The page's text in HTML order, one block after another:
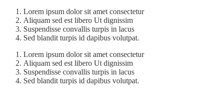
Lorem ipsum dolor sit amet consectetur
Aliquam sed est libero Ut dignissim
Suspendisse convallis turpis in lacus
Sed blandit turpis id dapibus volutpat.
Lorem ipsum dolor sit amet consectetur
Aliquam sed est libero Ut dignissim
Suspendisse convallis turpis in lacus
Sed blandit turpis id dapibus volutpat.